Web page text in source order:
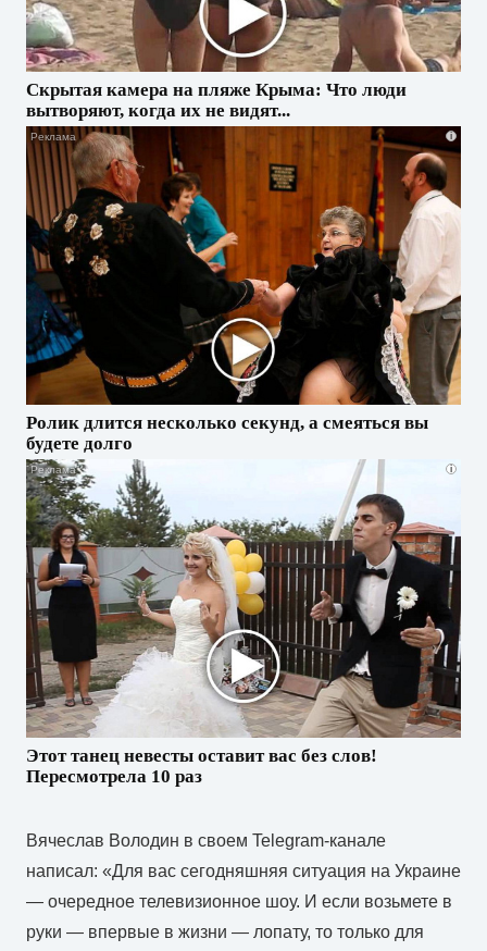
Скрытая камера на пляже Крыма: Что люди
вытворяют, когда их не видят...
i
Ролик длится несколько секунд, а смеяться вы
будете долго
i
Этот танец невесты оставит вас без слов!
Пересмотрела 10 раз
Вячеслав Володин в своем Telegram-канале
написал: «Для вас сегодняшняя ситуация на Украине
— очередное телевизионное шоу. И если возьмете в
руки — впервые в жизни — лопату, то только для